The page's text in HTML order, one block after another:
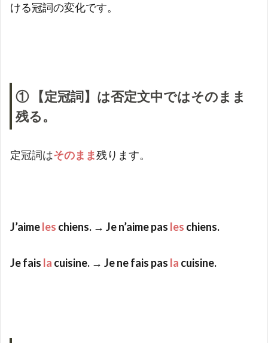
ける冠詞の変化です。
① 【定冠詞】は否定文中ではそのまま
残る。
定冠詞はそのまま残ります。
J’aimeles chiens. → Je n’aime pas les chiens.
Je fais la cuisine. → Je ne fais pas la cuisine.